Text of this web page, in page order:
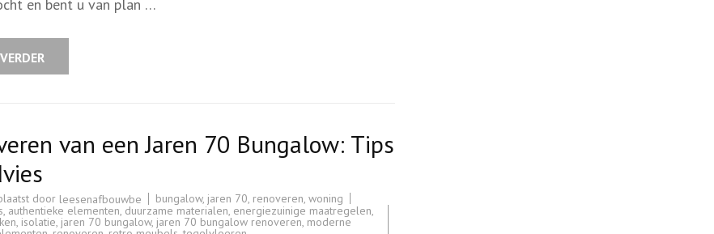
en bent u van plan …
van een Jaren 70 Bungalow: Tips
door leesenafbouwbe bungalow, jaren 70, renoveren, woning
, authentieke elementen, duurzame materialen, energiezuinige maatregelen,
, isolatie, jaren 70 bungalow, jaren 70 bungalow renoveren, moderne